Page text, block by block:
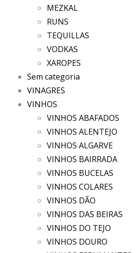
MEZKAL
RUNS
TEQUILLAS
VODKAS
XAROPES
Sem categoria
VINAGRES
VINHOS
VINHOS ABAFADOS
VINHOS ALENTEJO
VINHOS ALGARVE
VINHOS BAIRRADA
VINHOS BUCELAS
VINHOS COLARES
VINHOS DÃO
VINHOS DAS BEIRAS
VINHOS DO TEJO
VINHOS DOURO